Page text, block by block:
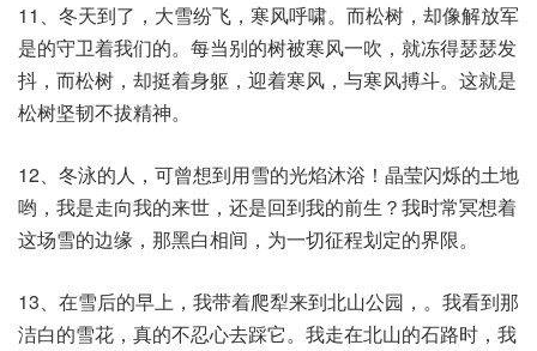
11、冬天到了，大雪纷飞，寒风呼啸。而松树，却像解放军
是的守卫着我们的。每当别的树被寒风一吹，就冻得瑟瑟发
抖，而松树，却挺着身躯，迎着寒风，与寒风搏斗。这就是
松树坚韧不拔精神。
12、冬泳的人，可曾想到用雪的光焰沐浴！晶莹闪烁的土地
哟，我是走向我的来世，还是回到我的前生？我时常冥想着
这场雪的边缘，那黑白相间，为一切征程划定的界限。
13、在雪后的早上，我带着爬犁来到北山公园，。我看到那
洁白的雪花，真的不忍心去踩它。我走在北山的石路时，我